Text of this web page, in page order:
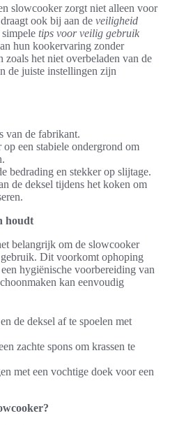
slowcooker zorgt niet alleen voor
ook bij aan de veiligheid
tips voor veilig gebruik
hun kookervaring zonder
het niet overbeladen van de
de juiste instellingen zijn
van de fabrikant.
een stabiele ondergrond om
bedrading en stekker op slijtage.
de deksel tijdens het koken om
houdt
belangrijk om de slowcooker
Dit voorkomt ophoping
hygiënische voorbereiding van
kan eenvoudig
de deksel af te spoelen met
zachte spons om krassen te
met een vochtige doek voor een